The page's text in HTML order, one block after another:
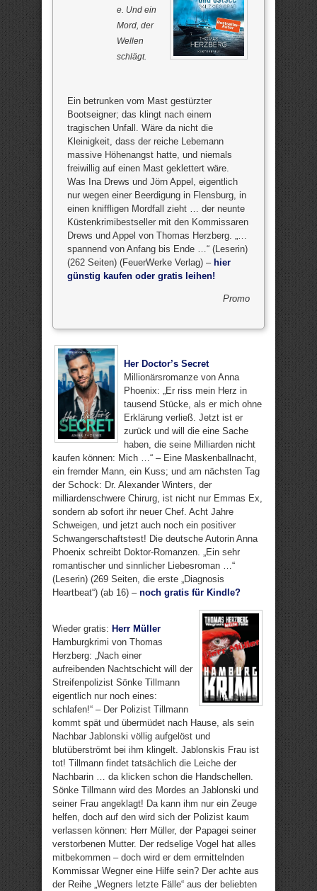
e. Und ein
Mord, der
Wellen
schlägt.
Ein betrunken vom Mast gestürzter
Bootseigner; das klingt nach einem
tragischen Unfall. Wäre da nicht die
Kleinigkeit, dass der reiche Lebemann
massive Höhenangst hatte, und niemals
freiwillig auf einen Mast geklettert wäre.
Was Ina Drews und Jörn Appel, eigentlich
nur wegen einer Beerdigung in Flensburg, in
einen kniffligen Mordfall zieht … der neunte
Küstenkrimibestseller mit den Kommissaren
Drews und Appel von Thomas Herzberg. „…
spannend von Anfang bis Ende …“ (Leserin)
(262 Seiten) (FeuerWerke Verlag) – hier
günstig kaufen oder gratis leihen!
Promo
Her Doctor’s Secret
Millionärsromanze von Anna
Phoenix: „Er riss mein Herz in
tausend Stücke, als er mich ohne
Erklärung verließ. Jetzt ist er
zurück und will die eine Sache
haben, die seine Milliarden nicht
kaufen können: Mich …“ – Eine Maskenballnacht,
ein fremder Mann, ein Kuss; und am nächsten Tag
der Schock: Dr. Alexander Winters, der
milliardenschwere Chirurg, ist nicht nur Emmas Ex,
sondern ab sofort ihr neuer Chef. Acht Jahre
Schweigen, und jetzt auch noch ein positiver
Schwangerschaftstest! Die deutsche Autorin Anna
Phoenix schreibt Doktor-Romanzen. „Ein sehr
romantischer und sinnlicher Liebesroman …“
(Leserin) (269 Seiten, die erste „Diagnosis
Heartbeat“) (ab 16) – noch gratis für Kindle?
Wieder gratis: Herr Müller
Hamburgkrimi von Thomas
Herzberg: „Nach einer
aufreibenden Nachtschicht will der
Streifenpolizist Sönke Tillmann
eigentlich nur noch eines:
schlafen!“ – Der Polizist Tillmann
kommt spät und übermüdet nach Hause, als sein
Nachbar Jablonski völlig aufgelöst und
blutüberströmt bei ihm klingelt. Jablonskis Frau ist
tot! Tillmann findet tatsächlich die Leiche der
Nachbarin … da klicken schon die Handschellen.
Sönke Tillmann wird des Mordes an Jablonski und
seiner Frau angeklagt! Da kann ihm nur ein Zeuge
helfen, doch auf den wird sich der Polizist kaum
verlassen können: Herr Müller, der Papagei seiner
verstorbenen Mutter. Der redselige Vogel hat alles
mitbekommen – doch wird er dem ermittelnden
Kommissar Wegner eine Hilfe sein? Der achte aus
der Reihe „Wegners letzte Fälle“ aus der beliebten